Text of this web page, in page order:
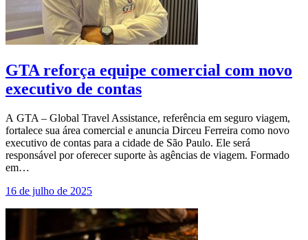
GTA reforça equipe comercial com novo
executivo de contas
A GTA – Global Travel Assistance, referência em seguro viagem,
fortalece sua área comercial e anuncia Dirceu Ferreira como novo
executivo de contas para a cidade de São Paulo. Ele será
responsável por oferecer suporte às agências de viagem. Formado
em…
16 de julho de 2025